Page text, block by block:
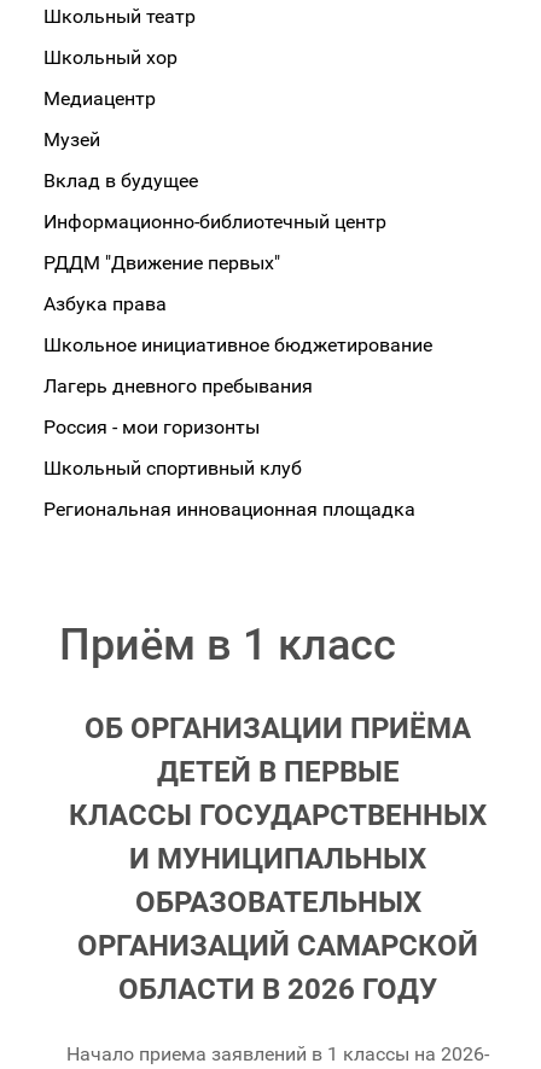
Школьный театр
Школьный хор
Медиацентр
Музей
Вклад в будущее
Информационно-библиотечный центр
РДДМ "Движение первых"
Азбука права
Школьное инициативное бюджетирование
Лагерь дневного пребывания
Россия - мои горизонты
Школьный спортивный клуб
Региональная инновационная площадка
Приём в 1 класс
ОБ ОРГАНИЗАЦИИ ПРИЁМА
ДЕТЕЙ В ПЕРВЫЕ
КЛАССЫ ГОСУДАРСТВЕННЫХ
И МУНИЦИПАЛЬНЫХ
ОБРАЗОВАТЕЛЬНЫХ
ОРГАНИЗАЦИЙ САМАРСКОЙ
ОБЛАСТИ В 2026 ГОДУ
Начало приема заявлений в 1 классы на 2026-